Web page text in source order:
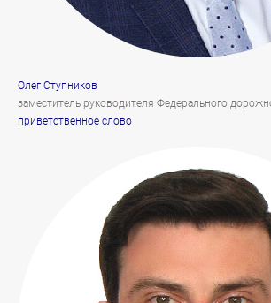
Олег Ступников
заместитель руководителя Федерального
приветственное слово